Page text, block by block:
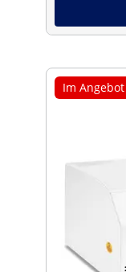
Im Angebot